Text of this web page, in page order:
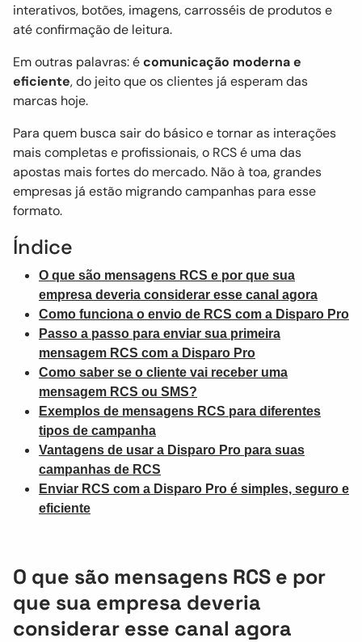
interativos, botões, imagens, carrosséis de produtos e
até confirmação de leitura.
Em outras palavras: écomunicação moderna e
eficiente, do jeito que os clientes já esperam das
marcas hoje.
Para quem busca sair do básico e tornar as interações
mais completas e profissionais, o RCS é uma das
apostas mais fortes do mercado. Não à toa, grandes
empresas já estão migrando campanhas para esse
formato.
Índice
O que são mensagens RCS e por que sua
empresa deveria considerar esse canal agora
Como funciona o envio de RCS com a Disparo Pro
Passo a passo para enviar sua primeira
mensagem RCS com a Disparo Pro
Como saber se o cliente vai receber uma
mensagem RCS ou SMS?
Exemplos de mensagens RCS para diferentes
tipos de campanha
Vantagens de usar a Disparo Pro para suas
campanhas de RCS
Enviar RCS com a Disparo Pro é simples, seguro e
eficiente
O que são mensagens RCS e por
que sua empresa deveria
considerar esse canal agora